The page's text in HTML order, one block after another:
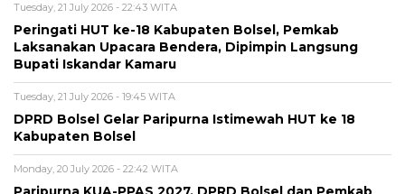
Tuesday, 21 July 2026 - 22:43 WITA
Peringati HUT ke-18 Kabupaten Bolsel, Pemkab
Laksanakan Upacara Bendera, Dipimpin Langsung
Bupati Iskandar Kamaru
Tuesday, 21 July 2026 - 19:45 WITA
DPRD Bolsel Gelar Paripurna Istimewah HUT ke 18
Kabupaten Bolsel
Monday, 20 July 2026 - 22:42 WITA